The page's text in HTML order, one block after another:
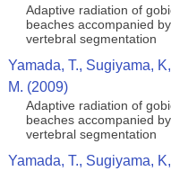
Adaptive radiation of
beaches accompanied
vertebral segmentation
Yamada, T., Sugiyama,
M. (2009)
Adaptive radiation of
beaches accompanied
vertebral segmentation
Yamada, T., Sugiyama,